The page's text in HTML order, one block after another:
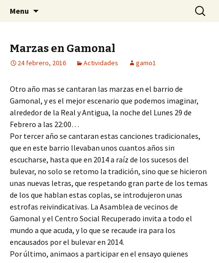
CSR Gamonal
Centro Social Recuperado Gamonal
Menu Buscar:
Marzas en Gamonal
24 febrero, 2016 Actividades gamo1
Otro año mas se cantaran las marzas en el barrio de
Gamonal, y es el mejor escenario que podemos imaginar,
alrededor de la Real y Antigua, la noche del Lunes 29 de
Febrero a las 22:00…
Por tercer año se cantaran estas canciones tradicionales,
que en este barrio llevaban unos cuantos años sin
escucharse, hasta que en 2014 a raíz de los sucesos del
bulevar, no solo se retomo la tradición, sino que se hicieron
unas nuevas letras, que respetando gran parte de los temas
de los que hablan estas coplas, se introdujeron unas
estrofas reivindicativas. La Asamblea de vecinos de
Gamonal y el Centro Social Recuperado invita a todo el
mundo a que acuda, y lo que se recaude ira para los
encausados por el bulevar en 2014.
Por último, animaos a participar en el ensayo quienes